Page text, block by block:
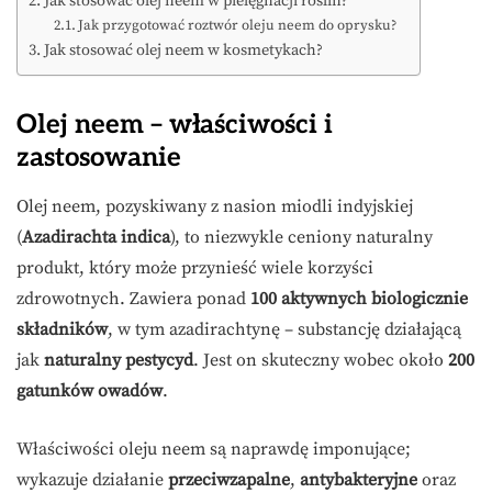
Jak przygotować roztwór oleju neem do oprysku?
Jak stosować olej neem w kosmetykach?
Olej neem – właściwości i
zastosowanie
Olej neem, pozyskiwany z nasion miodli indyjskiej
(Azadirachta indica), to niezwykle ceniony naturalny
produkt, który może przynieść wiele korzyści
zdrowotnych. Zawiera ponad 100 aktywnych biologicznie
składników, w tym azadirachtynę – substancję działającą
jak naturalny pestycyd. Jest on skuteczny wobec około 200
gatunków owadów.
Właściwości oleju neem są naprawdę imponujące;
wykazuje działanie przeciwzapalne, antybakteryjne oraz